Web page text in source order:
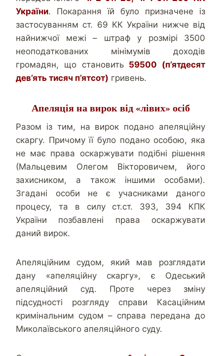
України. Покарання їй було призначене із
застосуванням ст. 69 КК України нижче від
найнижчої межі – штраф у розмірі 3500
неоподаткованих мінімумів доходів
громадян, що становить 59500 (п’ятдесят
дев’ять тисяч п’ятсот) гривень.
Апеляція на вирок від «лівих» осіб
Разом із тим, на вирок подано апеляційну
скаргу. Причому її було подано особою, яка
не має права оскаржувати подібні рішення
(Мальцевим Олегом Вікторовичем, його
захисником, а також іншими особами).
Згадані особи не є учасниками даного
процесу, та в силу ст.ст. 393, 394 КПК
України позбавлені права оскаржувати
даний вирок.
Апеляційним судом, який мав розглядати
дану «апеляційну скаргу», є Одеський
апеляційний суд. Проте через зміну
підсудності розгляду справи Касаційним
кримінальним судом – справа передана до
Миколаївського апеляційного суду.